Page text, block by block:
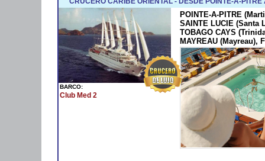
BARCO:
Club Med 2
POINTE-A-PITRE
SAINTE LUCIE (Santa
TOBAGO CAYS
MAYREAU (Mayreau),